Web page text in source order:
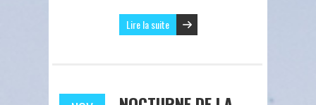
Lire la suite